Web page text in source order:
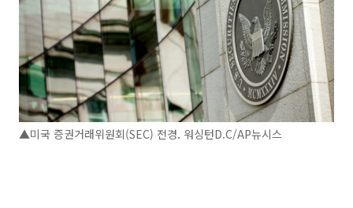
▲미국 증권거래위원회(SEC) 전경. 워싱턴D.C/AP뉴시스